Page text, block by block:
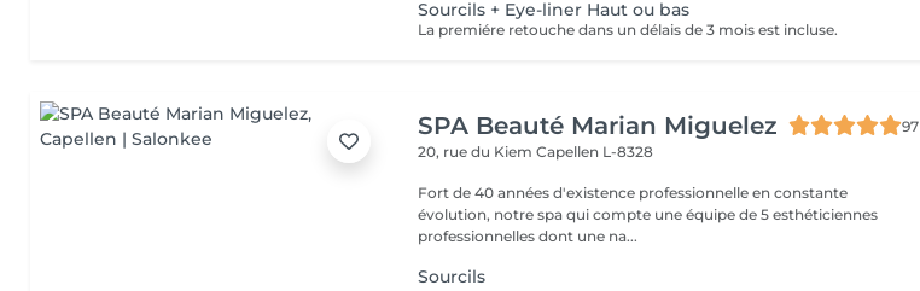
Sourcils + Eye-liner Haut ou bas
La premiére retouche dans un délais de 3 mois est incluse.
SPA Beauté Marian Miguelez
97
20, rue du KiemCapellen L-8328
Fort de 40 années d'existence professionnelle en constante
évolution, notre spa qui compte une équipe de 5 esthéticiennes
professionnelles dont une na...
Sourcils